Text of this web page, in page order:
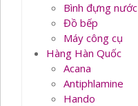
Bình đựng nước
Đồ bếp
Máy công cụ
Hàng Hàn Quốc
Acana
Antiphlamine
Hando